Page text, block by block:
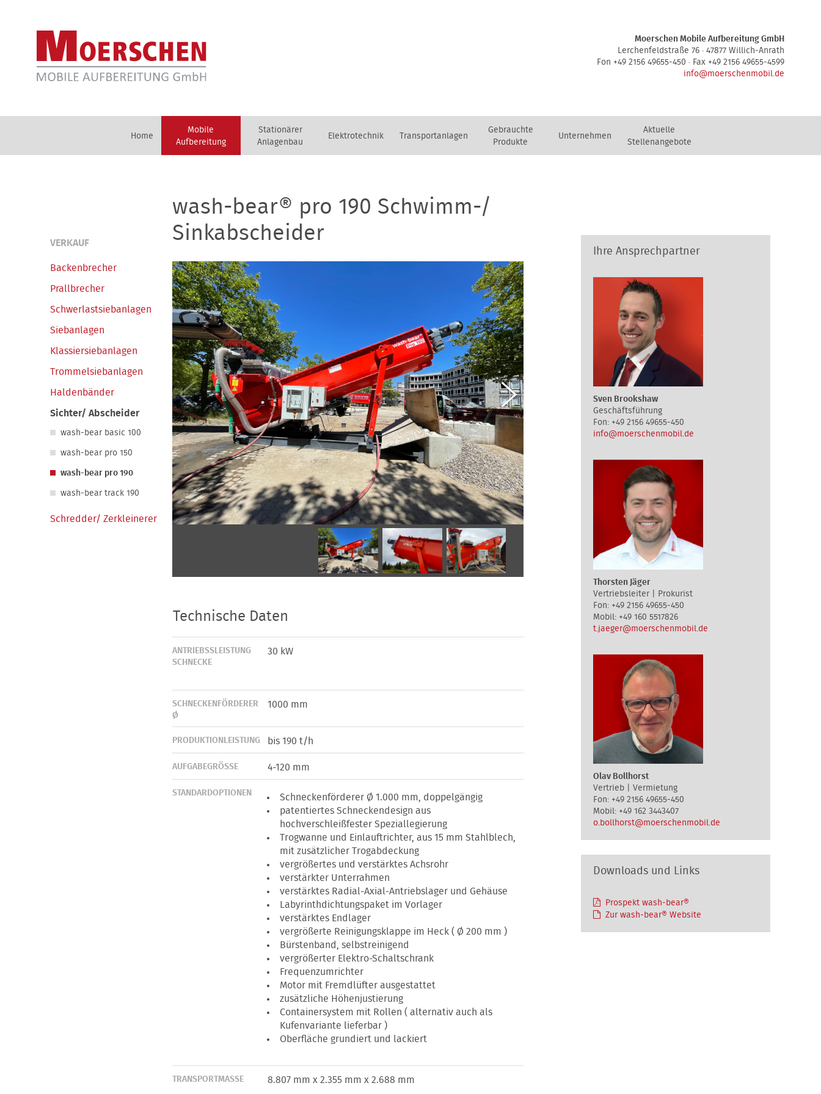
Moerschen Mobile Aufbereitung GmbH
Lerchenfeldstraße 76 · 47877 Willich-Anrath
Fon +49 2156 49655-450 · Fax +49 2156 49655-4599
info@moerschenmobil.de
Home
Mobile
Aufbereitung
Stationärer
Anlagenbau
Elektrotechnik Transportanlagen
Gebrauchte
Produkte
Unternehmen
Aktuelle
Stellenangebote
VERKAUF
Backenbrecher
Prallbrecher
Schwerlastsiebanlagen
Siebanlagen
Klassiersiebanlagen
Trommelsiebanlagen
Haldenbänder
Sichter/ Abscheider
wash-bear basic 100
wash-bear pro 150
wash-bear pro 190
wash-bear track 190
Schredder/ Zerkleinerer
wash-bear® pro 190 Schwimm-/
Sinkabscheider
Technische Daten
ANTRIEBSSLEISTUNG
SCHNECKE
30 kW
SCHNECKENFÖRDERER
Ø
1000 mm
PRODUKTIONLEISTUNG bis 190 t/h
AUFGABEGRÖSSE 4-120 mm
STANDARDOPTIONEN
Schneckenförderer Ø 1.000 mm, doppelgängig
patentiertes Schneckendesign aus
hochverschleißfester Speziallegierung
Trogwanne und Einlauftrichter, aus 15 mm Stahlblech,
mit zusätzlicher Trogabdeckung
vergrößertes und verstärktes Achsrohr
verstärkter Unterrahmen
verstärktes Radial-Axial-Antriebslager und Gehäuse
Labyrinthdichtungspaket im Vorlager
verstärktes Endlager
vergrößerte Reinigungsklappe im Heck ( Ø 200 mm )
Bürstenband, selbstreinigend
vergrößerter Elektro-Schaltschrank
Frequenzumrichter
Motor mit Fremdlüfter ausgestattet
zusätzliche Höhenjustierung
Containersystem mit Rollen ( alternativ auch als
Kufenvariante lieferbar )
Oberfläche grundiert und lackiert
TRANSPORTMASSE 8.807 mm x 2.355 mm x 2.688 mm
Ihre Ansprechpartner
Sven Brookshaw
Geschäftsführung
+49 2156 49655-450
info@moerschenmobil.de
Thorsten Jäger
Vertriebsleiter | Prokurist
+49 2156 49655-450
+49 160 5517826
t.jaeger@moerschenmobil.de
Olav Bollhorst
Vertrieb | Vermietung
+49 2156 49655-450
+49 162 3443407
o.bollhorst@moerschenmobil.de
Downloads und Links
Prospekt wash-bear®
Zur wash-bear® Website